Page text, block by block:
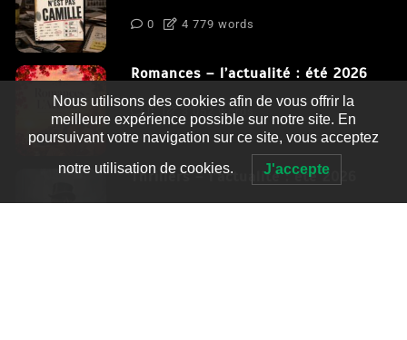
0 4 779 words
Romances – l’actualité : été 2026
0 3 052 words
Thrillers – l’actualité : été 2026
Nous utilisons des cookies afin de vous offrir la
meilleure expérience possible sur notre site. En
poursuivant votre navigation sur ce site, vous acceptez
notre utilisation de cookies. J'accepte